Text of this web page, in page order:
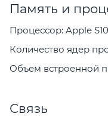
Память и
Процессор: Apple S10
Количество ядер
Объем встроенной
Связь